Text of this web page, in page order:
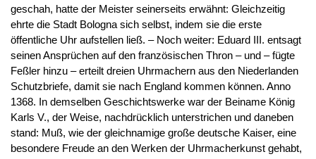
geschah, hatte der Meister seinerseits erwähnt: Gleichzeitig
ehrte die Stadt Bologna sich selbst, indem sie die erste
öffentliche Uhr aufstellen ließ. – Noch weiter: Eduard III. entsagt
seinen Ansprüchen auf den französischen Thron – und – fügte
Feßler hinzu – erteilt dreien Uhrmachern aus den Niederlanden
Schutzbriefe, damit sie nach England kommen können. Anno
1368. In demselben Geschichtswerke war der Beiname König
Karls V., der Weise, nachdrücklich unterstrichen und daneben
stand: Muß, wie der gleichnamige große deutsche Kaiser, eine
besondere Freude an den Werken der Uhrmacherkunst gehabt,